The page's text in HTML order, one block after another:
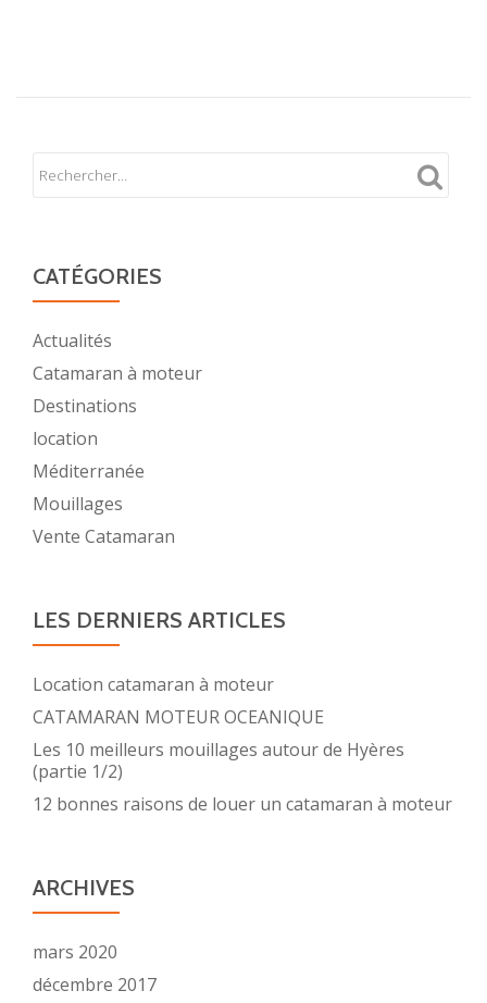
les
à
CATÉGORIES
Actualités
Catamaran à moteur
Destinations
location
Méditerranée
Mouillages
Vente Catamaran
LES DERNIERS ARTICLES
Location catamaran à moteur
CATAMARAN MOTEUR OCEANIQUE
Les 10 meilleurs mouillages autour de Hyères
(partie 1/2)
12 bonnes raisons de louer un catamaran à moteur
ARCHIVES
mars 2020
décembre 2017